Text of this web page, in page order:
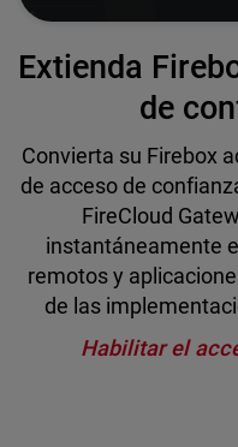
Extienda
de
Convierta su Firebox
de acceso de
FireCloud
instantáneamente
remotos y
de las
Habilitar el